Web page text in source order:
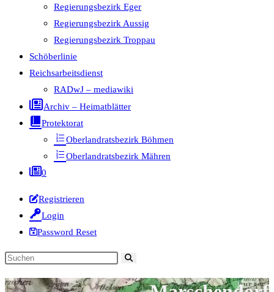
Regierungsbezirk Eger
Regierungsbezirk Aussig
Regierungsbezirk Troppau
Schöberlinie
Reichsarbeitsdienst
RADwJ – mediawiki
Archiv – Heimatblätter
Protektorat
Oberlandratsbezirk Böhmen
Oberlandratsbezirk Mähren
0
Registrieren
Login
Password Reset
Diese
durchsuchen